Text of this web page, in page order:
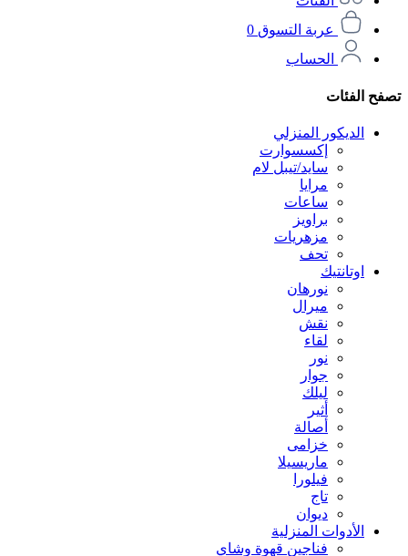
عربة التسوق 0
الحساب
تصفح الفئات
الديكور المنزلي
إكسسوارت
سايد/تيبل لام
مرايا
ساعات
براويز
مزهريات
تحف
اوتانتيك
نورهان
ميرال
نقش
لقاء
نور
جوار
ليلك
أثير
أصالة
خزامى
ماريسيلا
فيلورا
تاج
ديوان
الأدوات المنزلية
فناجين قهوة وشاي